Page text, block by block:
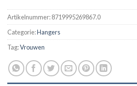
Artikelnummer:8719995269867.0
Categorie:Hangers
Tag:Vrouwen